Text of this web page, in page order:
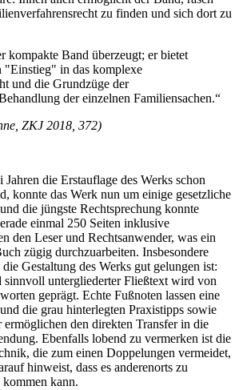
zu finden und sich dort zu
Band überzeugt; er bietet
"Einstieg" in das komplexe
und die Grundzüge der
der einzelnen Familiensachen.“
ZKJ 2018, 372)
die Erstauflage des Werks schon
konnte das Werk nun um einige gesetzliche
die jüngste Rechtsprechung konnte
einmal 250 Seiten inklusive
den Leser und Rechtsanwender, was ein
zügig durchzuarbeiten. Insbesondere
Gestaltung des Werks gut gelungen ist:
sinnvoll untergliederter Fließtext wird von
geprägt. Echte Fußnoten lassen eine
die grau hinterlegten Praxistipps sowie
ermöglichen den direkten Transfer in die
Ebenfalls lobend zu vermerken ist die
die zum einen Doppelungen vermeidet,
hinweist, dass es anderenorts zu
kann.